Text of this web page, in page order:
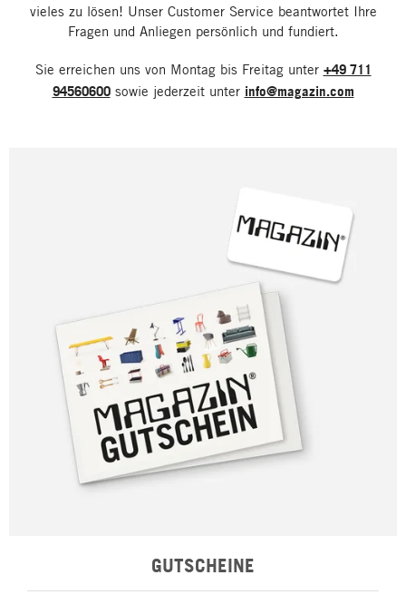
vieles zu lösen! Unser Customer Service beantwortet Ihre
Fragen und Anliegen persönlich und fundiert.
Sie erreichen uns von Montag bis Freitag unter +49 711
94560600sowie jederzeit unter info@magazin.com
GUTSCHEINE